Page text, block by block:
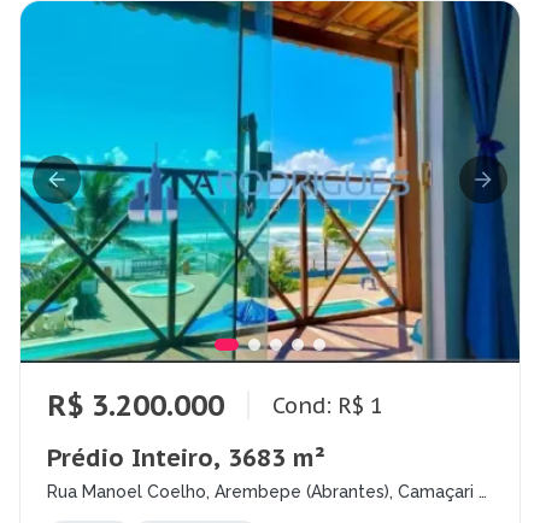
R$ 3.200.000 Cond: R$ 1
Prédio Inteiro, 3683 m²
Rua Manoel Coelho, Arembepe (Abrantes), Camaçari -